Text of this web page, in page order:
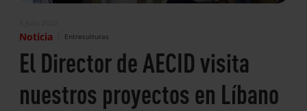
Noticia Entreculturas
El Director de AECID visita
nuestros proyectos en Líbano